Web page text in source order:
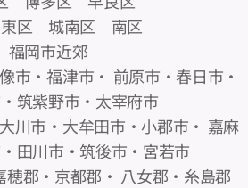
区 城南区 南区
福岡市近郊
市・福津市・ 前原市・春日市・
筑紫野市・太宰府市
川市・大牟田市・小郡市・ 嘉麻
田川市・筑後市・宮若市
郡・京都郡・ 八女郡・糸島郡